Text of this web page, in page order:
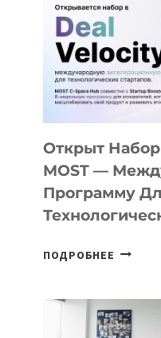
AI
YOUTH
CAMP
ДАЛ
30
БИЛЕТ
IT-
Открыт
MOST —
Программу
ПОДРОБНЕЕ ОТКРЫТ
DEAL
VELOCITY